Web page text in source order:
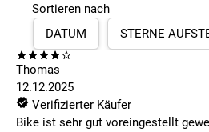
Sortieren nach
DATUM
STERNE
Thomas
12.12.2025
Verifizierter Käufer
Bike ist sehr gut voreingestellt